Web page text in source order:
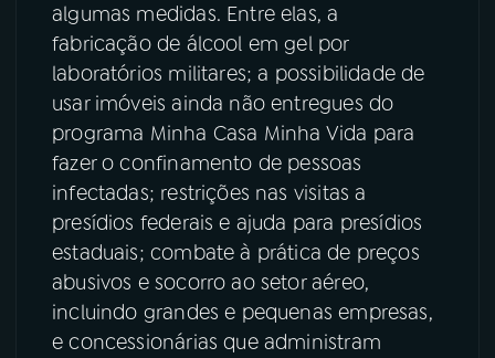
algumas medidas. Entre elas, a
fabricação de álcool em gel por
laboratórios militares; a possibilidade de
usar imóveis ainda não entregues do
programa Minha Casa Minha Vida para
fazer o confinamento de pessoas
infectadas; restrições nas visitas a
presídios federais e ajuda para presídios
estaduais; combate à prática de preços
abusivos e socorro ao setor aéreo,
incluindo grandes e pequenas empresas,
e concessionárias que administram